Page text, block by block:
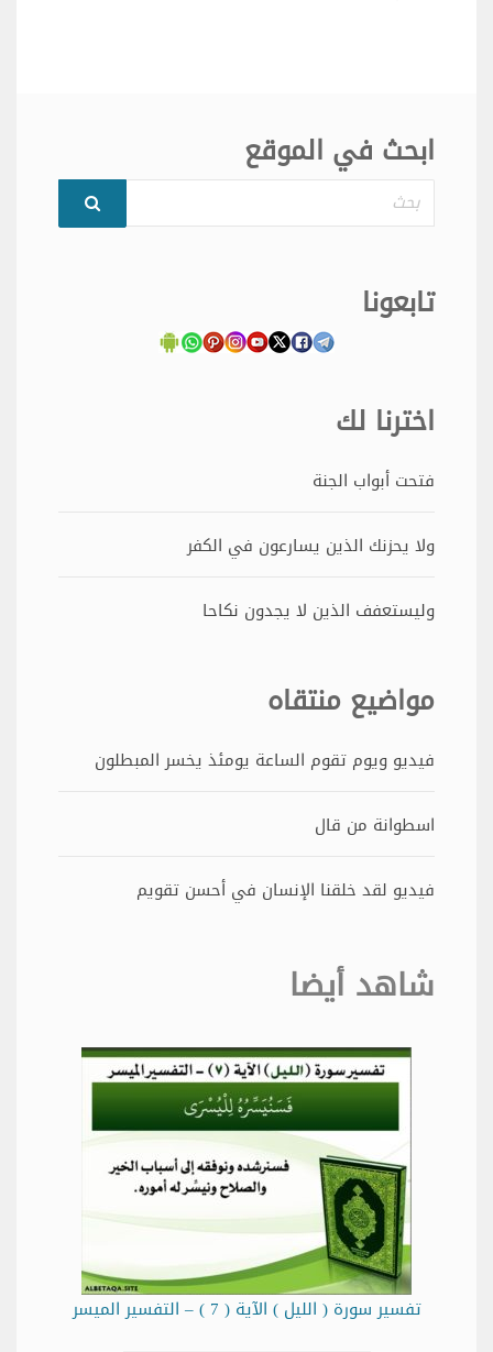
ابحث في الموقع
بحث
تابعونا
اخترنا لك
فتحت أبواب الجنة
ولا يحزنك الذين يسارعون في الكفر
وليستعفف الذين لا يجدون نكاحا
مواضيع منتقاه
فيديو ويوم تقوم الساعة يومئذ يخسر المبطلون
اسطوانة من قال
فيديو لقد خلقنا الإنسان في أحسن تقويم
شاهد أيضا
تفسير سورة ( الليل ) الآية ( 7 ) – التفسير الميسر